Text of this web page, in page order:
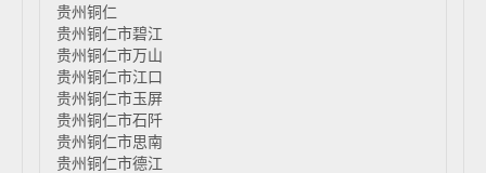
贵州铜仁
贵州铜仁市碧江
贵州铜仁市万山
贵州铜仁市江口
贵州铜仁市玉屏
贵州铜仁市石阡
贵州铜仁市思南
贵州铜仁市德江